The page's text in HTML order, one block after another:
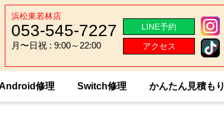
浜松東若林店
053-545-7227
月〜日祝 : 9:00～22:00
LINE予約
アクセス
修理 Switch修理 かんたん見積もり
Samsung Galaxy Galaxy(第1世代)